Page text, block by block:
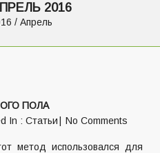
2016
/ Апрель
ПОЛА
In : Статьи No Comments
метод использовался для